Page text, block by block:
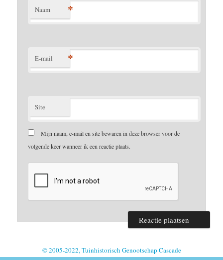
Naam *
E-mail *
Site
Mijn naam, e-mail en site bewaren in deze browser voor de
volgende keer wanneer ik een reactie plaats.
© 2005-2022, Tuinhistorisch Genootschap Cascade